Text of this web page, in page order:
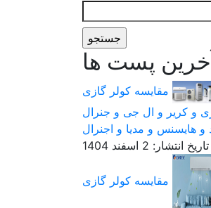
پست ها
مقایسه کولر گازی
و کریر و ال جی و جنرال
و هایسنس و مدیا و اجنرال
تاریخ انتشار: 2 اسفند 1404
مقایسه کولر گازی